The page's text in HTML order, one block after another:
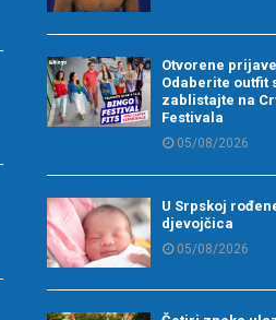
Otvorene
Odaberite outfit
zablistajte na
Festivala
05/08/2026
U Srpskoj
djevojčica
05/08/2026